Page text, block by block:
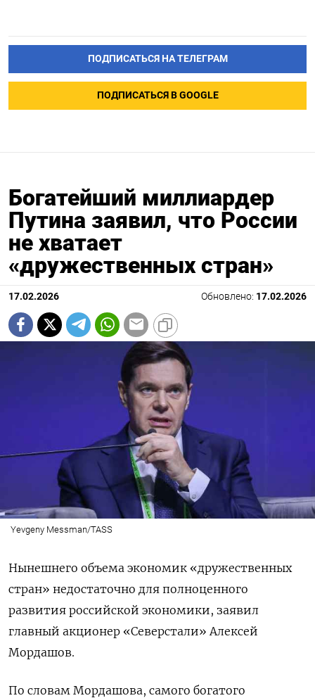
ПОДПИСАТЬСЯ НА ТЕЛЕГРАМ
ПОДПИСАТЬСЯ В GOOGLE
Богатейший миллиардер
Путина заявил, что России
не хватает
«дружественных стран»
17.02.2026 Обновлено: 17.02.2026
Yevgeny Messman/TASS
Нынешнего объема экономик «дружественных
стран» недостаточно для полноценного
развития российской экономики, заявил
главный акционер «Северстали» Алексей
Мордашов.
По словам Мордашова, самого богатого